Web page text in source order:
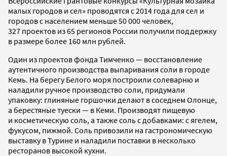
малых городов и сел» проводятся с 2014 года для сел и
городов с населением меньше 50 000 человек,
327 проектов из 65 регионов России получили поддержку
в размере более 160 млн рублей.
Один из проектов фонда Тимченко — восстановление
аутентичного производства выпаривания соли в городе
Кемь. На берегу Белого моря построили солеварню и
наладили ручное производство cоли, придумали
упаковку: глиняные горшочки делают в cоседнем Олонце,
а берестяные туески — в Кеми. Производят пищевую
и косметическую соль, а также соль с добавками: с ягелем,
фукусом, пижмой. Cоль привозили на гастрономическую
выставку в Турине и наладили поставки в несколько
ресторанов высокой кухни.